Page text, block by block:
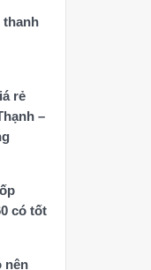
thanh
rẻ
–
có tốt
nên